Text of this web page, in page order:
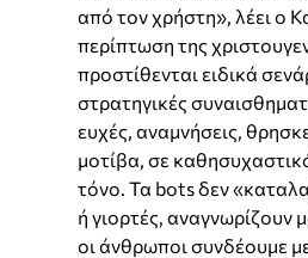
από τον χρήστη», λέει ο
περίπτωση της
προστίθενται ειδικά
στρατηγικές
ευχές, αναμνήσεις,
μοτίβα, σε
τόνο. Τα bots δεν
ή γιορτές, αναγνωρίζουν
οι άνθρωποι συνδέουμε